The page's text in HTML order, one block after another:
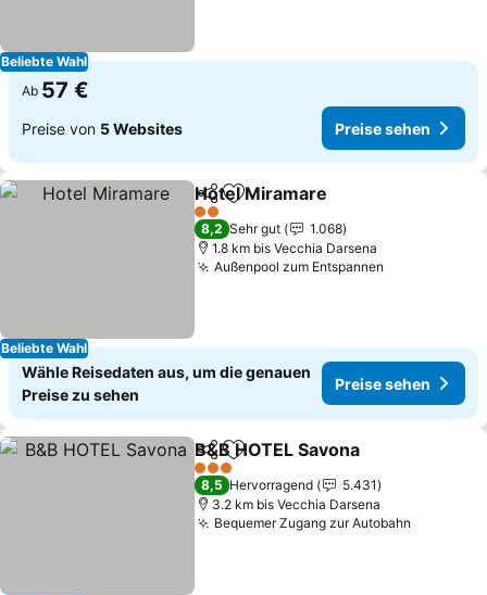
Beliebte Wahl
Ab 57 €
Preise von 5 Websites Preise sehen
Beliebte Wahl
TeilenZu Favoriten hinzufügen
Hotel Miramare
2 Sterne
8,2 Sehr gut
1.068
1.8 km bis Vecchia Darsena
Außenpool zum Entspannen
Wähle Reisedaten aus, um die genauen
Preise zu sehen
Preise sehen
TeilenZu Favoriten hinzufügen
B&B HOTEL Savona
3 Sterne
8,5 Hervorragend
5.431
3.2 km bis Vecchia Darsena
Bequemer Zugang zur Autobahn